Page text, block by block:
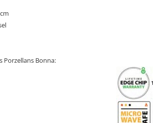
Porzellans Bonna: